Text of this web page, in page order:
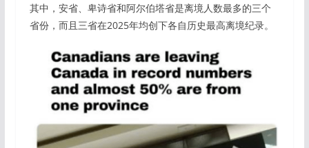
其中，安省、卑诗省和阿尔伯塔省是离境人数最多的三个
省份，而且三省在2025年均创下各自历史最高离境纪录。